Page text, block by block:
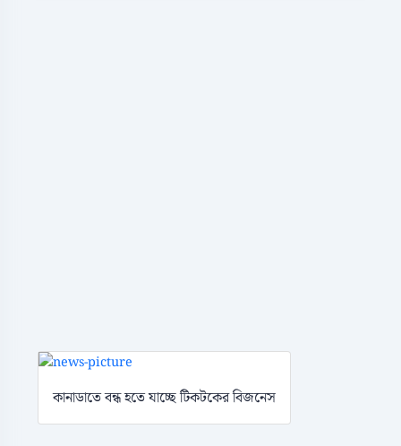
কানাডাতে বন্ধ হতে যাচ্ছে টিকটকের বিজনেস